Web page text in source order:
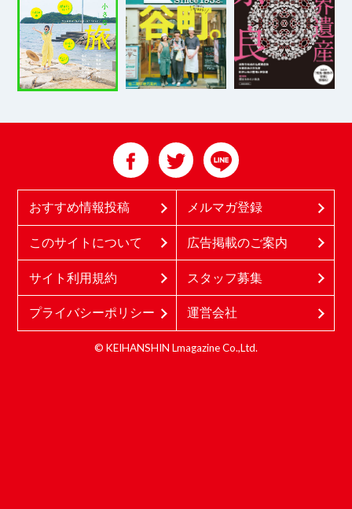
おすすめ情報投稿 メルマガ登録
このサイトについて 広告掲載のご案内
サイト利用規約 スタッフ募集
プライバシーポリシー 運営会社
© KEIHANSHIN Lmagazine Co.,Ltd.